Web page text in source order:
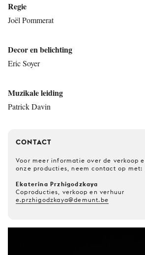
Regie
Joël Pommerat
Decor en belichting
Eric Soyer
Muzikale leiding
Patrick Davin
CONTACT
Voor meer informatie over de verkoop
onze producties, neem contact op met:
Ekaterina Przhigodzkaya
Coproducties, verkoop en verhuur
e.przhigodzkaya@demunt.be